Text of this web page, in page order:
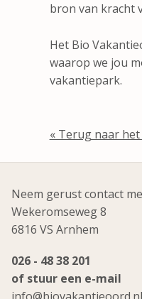
bron van kracht
Het Bio
waarop we jou
vakantiepark.
« Terug naar
Neem gerust contact
Wekeromseweg 8
6816 VS Arnhem
026 - 48 38 201
of stuur een e-mail